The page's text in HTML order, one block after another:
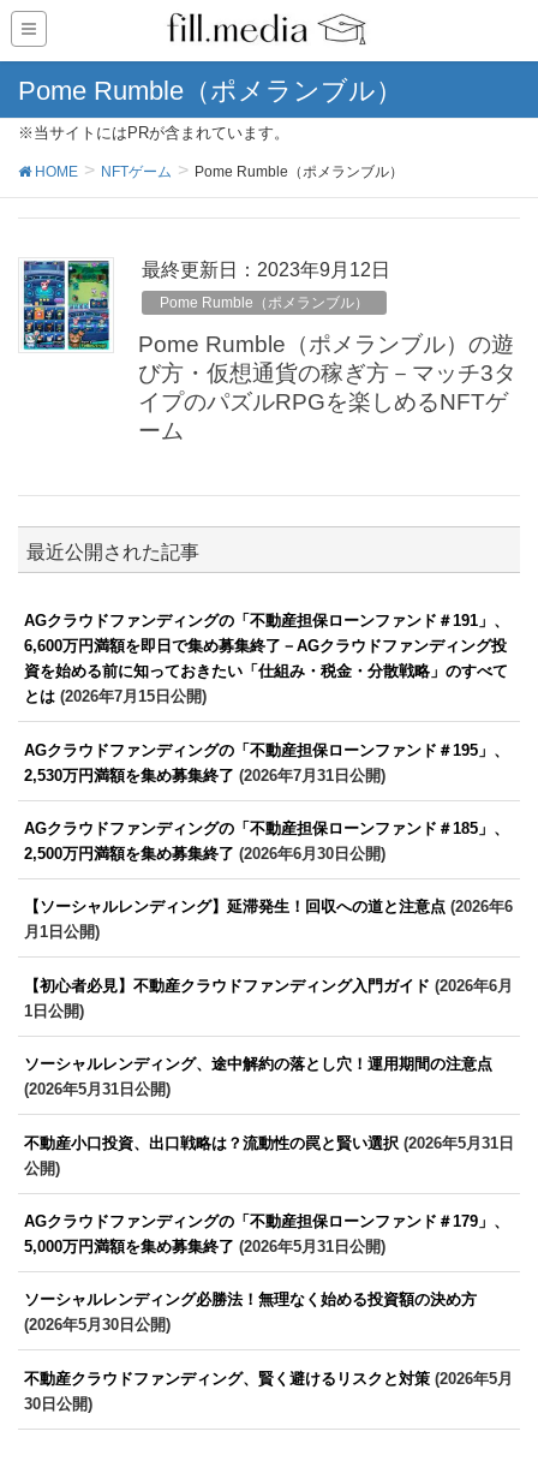
Pome Rumble（ポメランブル）
※当サイトにはPRが含まれています。
HOME NFTゲーム Pome Rumble（ポメランブル）
最終更新日：2023年9月12日
Pome Rumble（ポメランブル）
Pome Rumble（ポメランブル）の遊
び方・仮想通貨の稼ぎ方－マッチ3タ
イプのパズルRPGを楽しめるNFTゲ
ーム
最近公開された記事
AGクラウドファンディングの「不動産担保ローンファンド＃191」、
6,600万円満額を即日で集め募集終了－AGクラウドファンディング投
資を始める前に知っておきたい「仕組み・税金・分散戦略」のすべて
とは (2026年7月15日公開)
AGクラウドファンディングの「不動産担保ローンファンド＃195」、
2,530万円満額を集め募集終了 (2026年7月31日公開)
AGクラウドファンディングの「不動産担保ローンファンド＃185」、
2,500万円満額を集め募集終了 (2026年6月30日公開)
【ソーシャルレンディング】延滞発生！回収への道と注意点 (2026年6
月1日公開)
【初心者必見】不動産クラウドファンディング入門ガイド (2026年6月
1日公開)
ソーシャルレンディング、途中解約の落とし穴！運用期間の注意点
(2026年5月31日公開)
不動産小口投資、出口戦略は？流動性の罠と賢い選択 (2026年5月31日
公開)
AGクラウドファンディングの「不動産担保ローンファンド＃179」、
5,000万円満額を集め募集終了 (2026年5月31日公開)
ソーシャルレンディング必勝法！無理なく始める投資額の決め方
(2026年5月30日公開)
不動産クラウドファンディング、賢く避けるリスクと対策 (2026年5月
30日公開)